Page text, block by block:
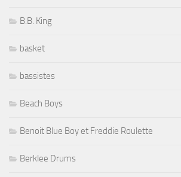
B.B. King
basket
bassistes
Beach Boys
Benoit Blue Boy et Freddie Roulette
Berklee Drums